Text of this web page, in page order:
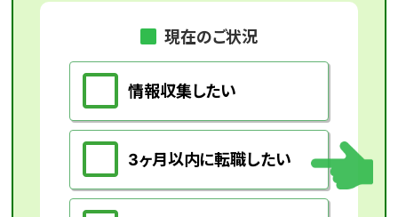
現在のご状況
情報収集したい
3ヶ月以内に転職したい